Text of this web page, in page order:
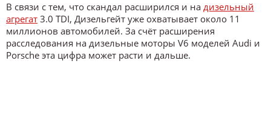
В связи с тем, что скандал расширился и на дизельный
агрегат 3.0 TDI, Дизельгейт уже охватывает около 11
миллионов автомобилей. За счёт расширения
расследования на дизельные моторы V6 моделей Audi и
Porsche эта цифра может расти и дальше.